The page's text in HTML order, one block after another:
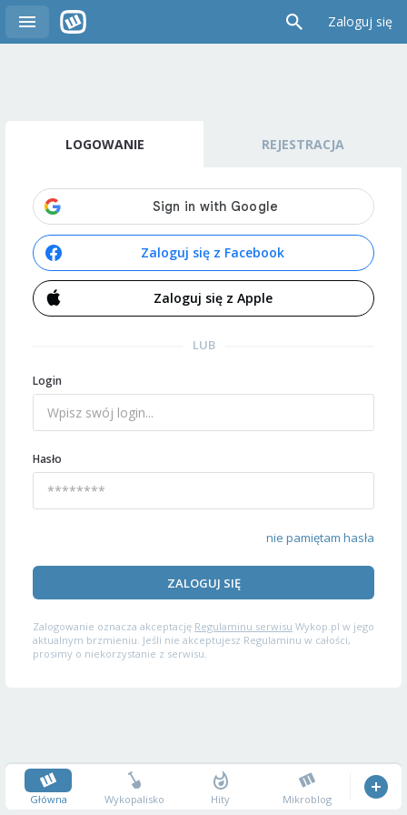
Zaloguj się
LOGOWANIE REJESTRACJA
Zaloguj się z Facebook
Zaloguj się z Apple
LUB
Login
Hasło
nie pamiętam hasła
ZALOGUJ SIĘ
Zalogowanie oznacza akceptację Regulaminu serwisu Wykop.pl w jego
aktualnym brzmieniu. Jeśli nie akceptujesz Regulaminu w całości,
prosimy o niekorzystanie z serwisu.
Główna Wykopalisko Hity Mikroblog